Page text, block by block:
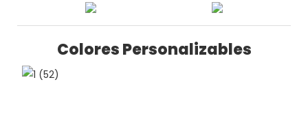
Colores Personalizables